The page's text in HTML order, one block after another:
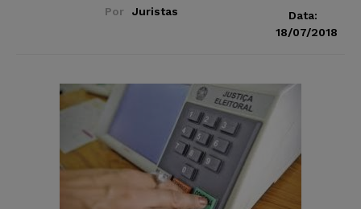
Por Juristas
Data:
18/07/2018